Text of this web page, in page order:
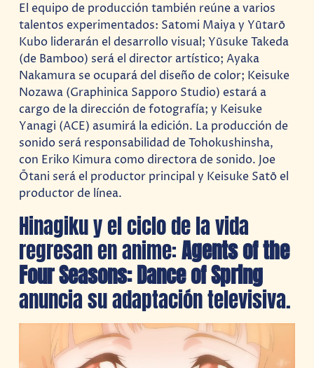
El equipo de producción también reúne a varios
talentos experimentados: Satomi Maiya y Yūtarō
Kubo liderarán el desarrollo visual; Yūsuke Takeda
(de Bamboo) será el director artístico; Ayaka
Nakamura se ocupará del diseño de color; Keisuke
Nozawa (Graphinica Sapporo Studio) estará a
cargo de la dirección de fotografía; y Keisuke
Yanagi (ACE) asumirá la edición. La producción de
sonido será responsabilidad de Tohokushinsha,
con Eriko Kimura como directora de sonido. Joe
Ōtani será el productor principal y Keisuke Satō el
productor de línea.
Hinagiku y el ciclo de la vida
regresan en anime:Agents of the
Four Seasons: Dance of Spring
anuncia su adaptación televisiva.